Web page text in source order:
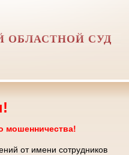
ОБЛАСТНОЙ СУД
мошенничества!
от имени сотрудников